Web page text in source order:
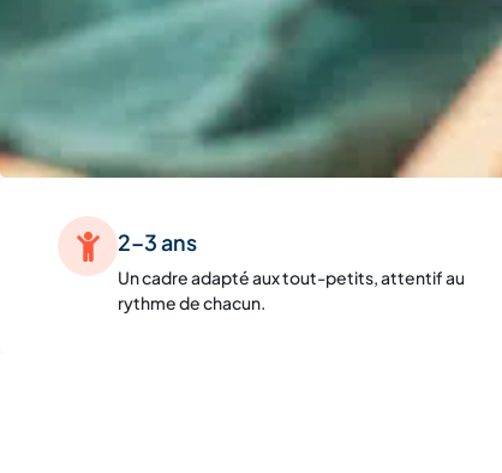
2–3 ans
Un cadre adapté aux tout-petits, attentif au
rythme de chacun.